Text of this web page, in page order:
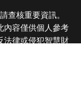
查核重要資訊。
內容僅供個人參考
法律或侵犯智慧財